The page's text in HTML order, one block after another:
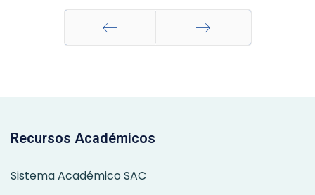
Recursos Académicos
Sistema Académico SAC